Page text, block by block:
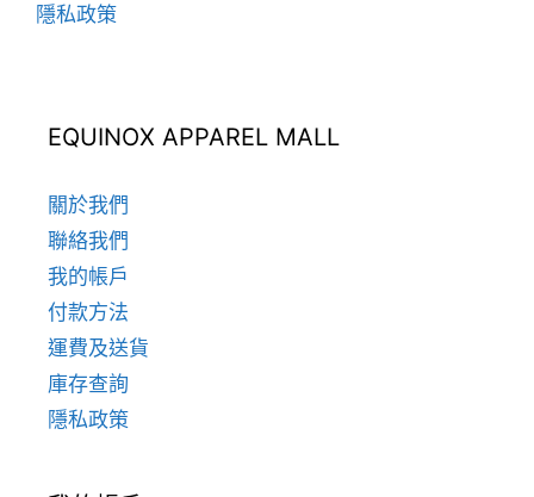
隱私政策
EQUINOX APPAREL MALL
關於我們
聯絡我們
我的帳戶
付款方法
運費及送貨
庫存查詢
隱私政策